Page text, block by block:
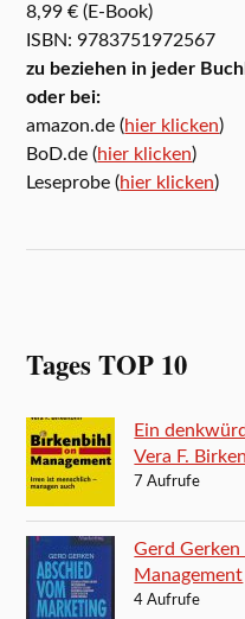
8,99 € (E-Book)
ISBN: 9783751972567
zu beziehen in jeder
oder bei:
amazon.de (hier klicken)
BoD.de (hier klicken)
Leseprobe (hier klicken)
Tages TOP 10
Ein
Vera F.
7 Aufrufe
Gerd
Management
4 Aufrufe